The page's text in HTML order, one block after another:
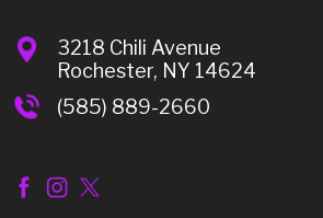
3218 Chili Avenue
Rochester, NY 14624
(585) 889-2660